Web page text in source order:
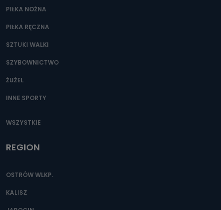
PIŁKA NOŻNA
PIŁKA RĘCZNA
SZTUKI WALKI
SZYBOWNICTWO
ŻUŻEL
INNE SPORTY
WSZYSTKIE
REGION
OSTRÓW WLKP.
KALISZ